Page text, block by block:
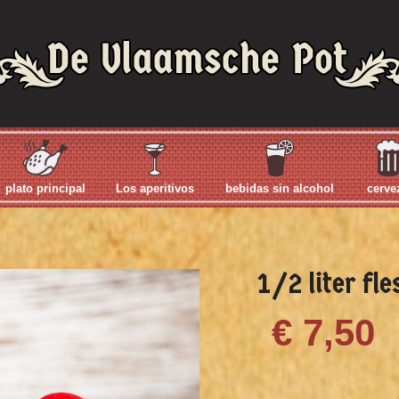
plato principal Los aperitivos bebidas sin alcohol
1/2 liter
€ 7,50